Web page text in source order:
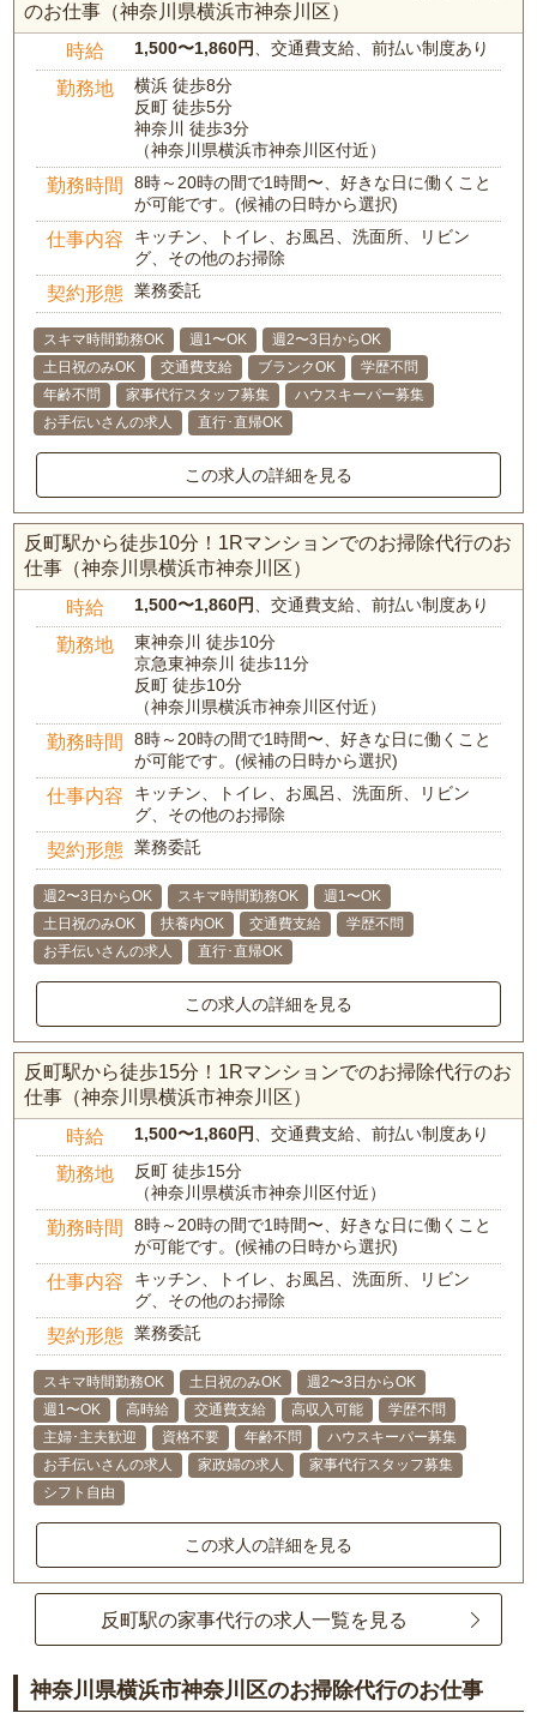
のお仕事（神奈川県横浜市神奈川区）
時給 1,500〜1,860円、交通費支給、前払い制度あり
勤務地
横浜 徒歩8分
反町 徒歩5分
神奈川 徒歩3分
（神奈川県横浜市神奈川区付近）
勤務時間
8時～20時の間で1時間〜、好きな日に働くこと
が可能です。(候補の日時から選択)
仕事内容
キッチン、トイレ、お風呂、洗面所、リビン
グ、その他のお掃除
契約形態 業務委託
スキマ時間勤務OK 週1〜OK
週2〜3日からOK
土日祝のみOK
交通費支給 ブランクOK
学歴不問
年齢不問
家事代行スタッフ募集
ハウスキーパー募集
お手伝いさんの求人
直行･直帰OK
この求人の詳細を見る
反町駅から徒歩10分！1Rマンションでのお掃除代行のお
仕事（神奈川県横浜市神奈川区）
時給 1,500〜1,860円、交通費支給、前払い制度あり
勤務地
東神奈川 徒歩10分
京急東神奈川 徒歩11分
反町 徒歩10分
（神奈川県横浜市神奈川区付近）
勤務時間
8時～20時の間で1時間〜、好きな日に働くこと
が可能です。(候補の日時から選択)
仕事内容
キッチン、トイレ、お風呂、洗面所、リビン
グ、その他のお掃除
契約形態 業務委託
週2〜3日からOK スキマ時間勤務OK
週1〜OK
土日祝のみOK
扶養内OK 交通費支給
学歴不問
お手伝いさんの求人
直行･直帰OK
この求人の詳細を見る
反町駅から徒歩15分！1Rマンションでのお掃除代行のお
仕事（神奈川県横浜市神奈川区）
時給 1,500〜1,860円、交通費支給、前払い制度あり
勤務地
反町 徒歩15分
（神奈川県横浜市神奈川区付近）
勤務時間
8時～20時の間で1時間〜、好きな日に働くこと
が可能です。(候補の日時から選択)
仕事内容
キッチン、トイレ、お風呂、洗面所、リビン
グ、その他のお掃除
契約形態 業務委託
スキマ時間勤務OK 土日祝のみOK
週2〜3日からOK
週1〜OK
高時給 交通費支給 高収入可能
学歴不問
主婦･主夫歓迎
資格不要 年齢不問
ハウスキーパー募集
お手伝いさんの求人
家政婦の求人
家事代行スタッフ募集
シフト自由
この求人の詳細を見る
反町駅の家事代行の求人一覧を見る
神奈川県横浜市神奈川区のお掃除代行のお仕事